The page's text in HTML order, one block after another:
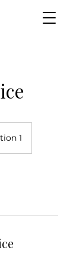
1